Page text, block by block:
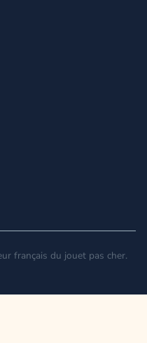
français du jouet pas cher.